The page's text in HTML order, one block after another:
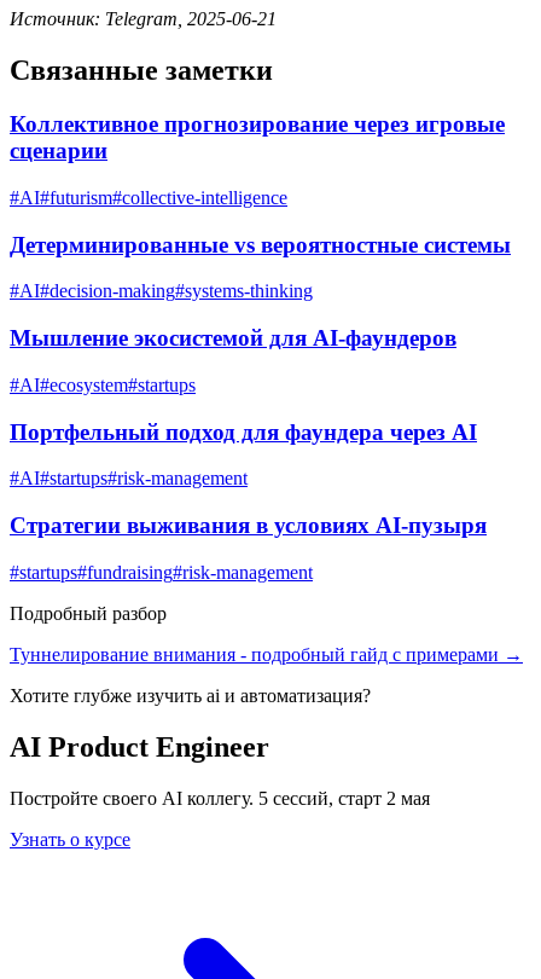
Источник: Telegram, 2025-06-21
Связанные заметки
Коллективное прогнозирование через игровые
сценарии
#AI#futurism#collective-intelligence
Детерминированные vs вероятностные системы
#AI#decision-making#systems-thinking
Мышление экосистемой для AI-фаундеров
#AI#ecosystem#startups
Портфельный подход для фаундера через AI
#AI#startups#risk-management
Стратегии выживания в условиях AI-пузыря
#startups#fundraising#risk-management
Подробный разбор
Туннелирование внимания - подробный гайд с примерами →
Хотите глубже изучить ai и автоматизация?
AI Product Engineer
Постройте своего AI коллегу. 5 сессий, старт 2 мая
Узнать о курсе